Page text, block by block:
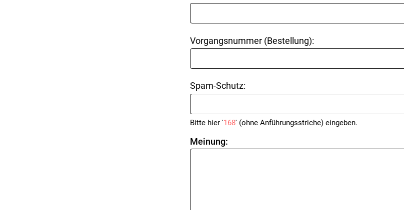
Vorgangsnummer (Bestellung):
Spam-Schutz:
Bitte hier '168' (ohne Anführungsstriche) eingeben.
Meinung: